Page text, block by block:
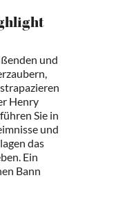
und
Henry
Sie in
und
das
Ein
Bann